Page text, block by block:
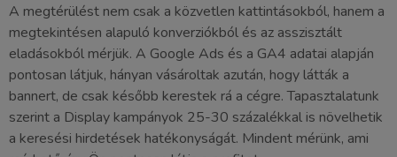
A megtérülést nem csak a közvetlen kattintásokból, hanem a
megtekintésen alapuló konverziókból és az asszisztált
eladásokból mérjük. A Google Ads és a GA4 adatai alapján
pontosan látjuk, hányan vásároltak azután, hogy látták a
bannert, de csak később kerestek rá a cégre. Tapasztalatunk
szerint a Display kampányok 25-30 százalékkal is növelhetik
a keresési hirdetések hatékonyságát. Mindent mérünk, ami